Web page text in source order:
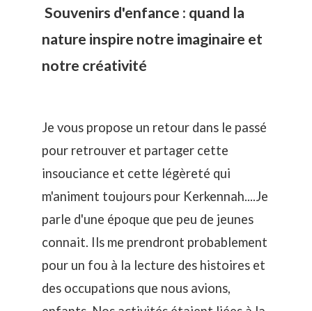
Souvenirs d'enfance : quand la
nature inspire notre imaginaire et
notre créativité
Je vous propose un retour dans le passé
pour retrouver et partager cette
insouciance et cette légèreté qui
m'animent toujours pour Kerkennah....Je
parle d'une époque que peu de jeunes
connait. Ils me prendront probablement
pour un fou à la lecture des histoires et
des occupations que nous avions,